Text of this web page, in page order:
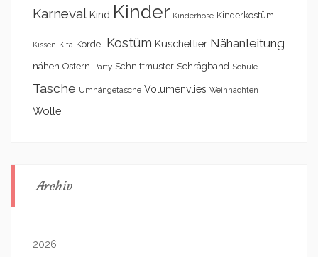
Karneval Kind Kinder Kinderhose Kinderkostüm
Kissen Kita Kordel Kostüm Kuscheltier Nähanleitung
nähen Ostern Party Schnittmuster Schrägband Schule
Tasche Umhängetasche Volumenvlies Weihnachten
Wolle
Archiv
2026